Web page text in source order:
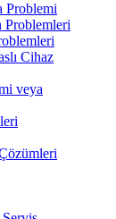
Problemi
Problemleri
Cihaz
veya